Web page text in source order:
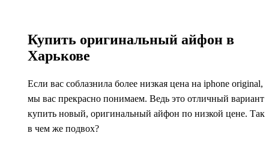
Купить оригинальный айфон в
Харькове
Если вас соблазнила более низкая цена на iphone original,
мы вас прекрасно понимаем. Ведь это отличный вариант
купить новый, оригинальный айфон по низкой цене. Так
в чем же подвох?